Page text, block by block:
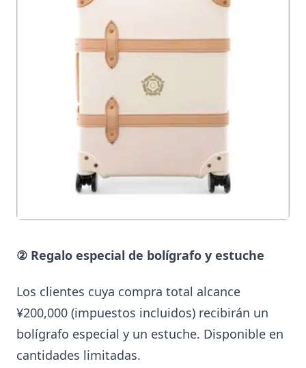
② Regalo especial de bolígrafo y estuche
Los clientes cuya compra total alcance
¥200,000 (impuestos incluidos) recibirán un
bolígrafo especial y un estuche. Disponible en
cantidades limitadas.